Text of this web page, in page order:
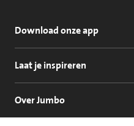
Download onze app
Laat je inspireren
Over Jumbo